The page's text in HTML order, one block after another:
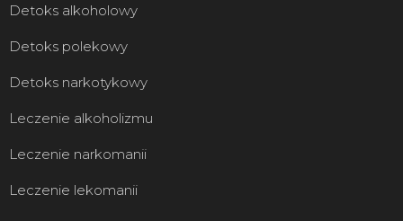
Detoks alkoholowy
Detoks polekowy
Detoks narkotykowy
Leczenie alkoholizmu
Leczenie narkomanii
Leczenie lekomanii